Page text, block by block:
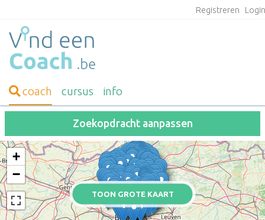
Registreren
coach cursus info
Zoekopdracht aanpassen
TOON GROTE KAART
+
−